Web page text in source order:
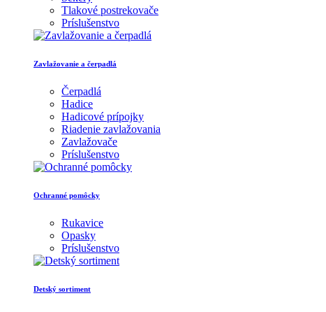
Tlakové postrekovače
Príslušenstvo
Zavlažovanie a čerpadlá
Čerpadlá
Hadice
Hadicové prípojky
Riadenie zavlažovania
Zavlažovače
Príslušenstvo
Ochranné pomôcky
Rukavice
Opasky
Príslušenstvo
Detský sortiment